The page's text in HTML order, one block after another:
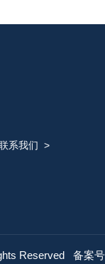
系我们 >
Reserved 备案